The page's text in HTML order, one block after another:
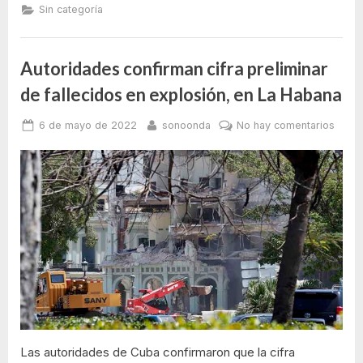
diabéticos
andan
buscando
farmacias
insulina
para
sus
tratamientos
stock
por
‘Se
demorando
en
venir’.
Esas
escuchan
pacientes
que
andan
buscando
en
farmacias
insulina
para
sus
tratamientos”
Sin categoría
Autoridades confirman cifra preliminar
de fallecidos en explosión, en La Habana
Posted
6 de mayo de 2022 By
sonoonda No hay comentarios
cifra
de
en
en
La
Las autoridades de Cuba confirmaron que la cifra